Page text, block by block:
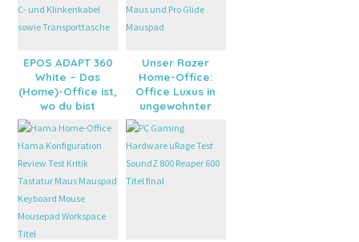
EPOS ADAPT 360
White – Das
(Home)-Office ist,
wo du bist
Unser Razer
Home-Office:
Office Luxus in
ungewohnter